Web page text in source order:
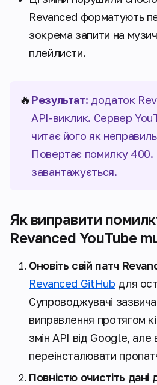
Revanced форматують
зокрема запити на
плейлисти.
🔥Результат: додаток
API-виклик. Сервер
читає його як
Повертає помилку 400.
завантажується.
Як виправити
Revanced YouTube
Оновіть свій патч
Revanced GitHub для
Супроводжувачі
виправлення протягом
змін API від Google, але
переінсталювати
Повністю очистіть дані